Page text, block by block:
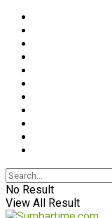
No Result
View All Result